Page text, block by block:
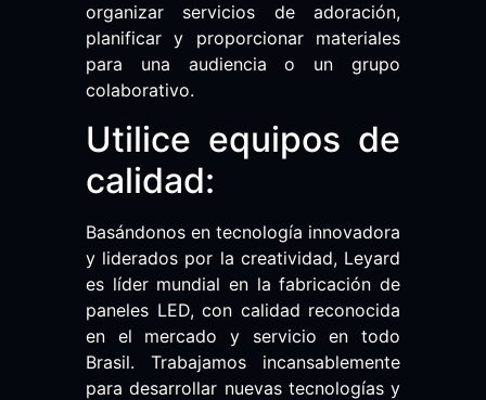
organizar servicios de adoración,
planificar y proporcionar materiales
para una audiencia o un grupo
colaborativo.
Utilice equipos de
calidad:
Basándonos en tecnología innovadora
y liderados por la creatividad, Leyard
es líder mundial en la fabricación de
paneles LED, con calidad reconocida
en el mercado y servicio en todo
Brasil. Trabajamos incansablemente
para desarrollar nuevas tecnologías y